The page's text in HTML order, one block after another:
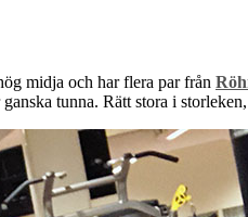
midja och har flera par från
tunna. Rätt stora i